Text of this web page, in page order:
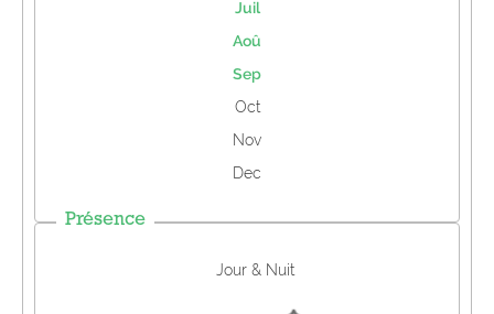
Juil
Aoû
Sep
Oct
Nov
Dec
Présence
Jour & Nuit